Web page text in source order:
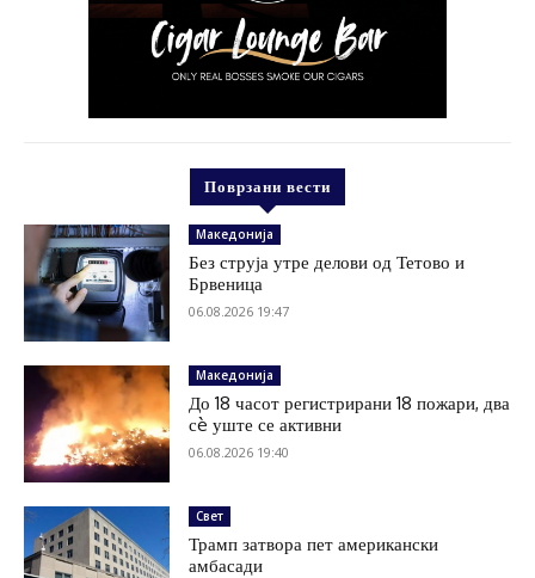
Поврзани вести
Македонија
Без струја утре делови од Тетово и
Брвеница
06.08.2026 19:47
Македонија
До 18 часот регистрирани 18 пожари, два
сè уште се активни
06.08.2026 19:40
Свет
Трамп затвора пет американски
амбасади